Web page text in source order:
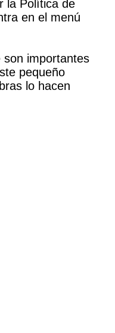
la Política de
en el menú
son importantes
pequeño
lo hacen